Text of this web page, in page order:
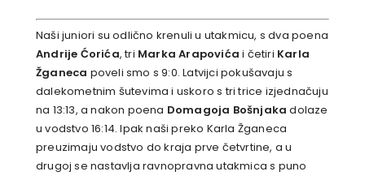
Naši juniori su odlično krenuli u utakmicu, s dva poena
Andrije Ćorića, tri Marka Arapovića i četiri Karla
Žganeca poveli smo s 9:0. Latvijci pokušavaju s
dalekometnim šutevima i uskoro s tri trice izjednačuju
na 13:13, a nakon poena Domagoja Bošnjaka dolaze
u vodstvo 16:14. Ipak naši preko Karla Žganeca
preuzimaju vodstvo do kraja prve četvrtine, a u
drugoj se nastavlja ravnopravna utakmica s puno